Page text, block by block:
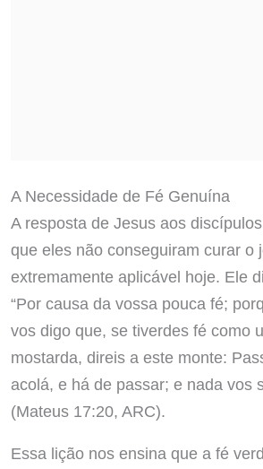
A Necessidade de Fé Genuína
A resposta de Jesus aos
que eles não conseguiram curar o
extremamente aplicável hoje. Ele
“Por causa da vossa pouca fé;
vos digo que, se tiverdes fé como
mostarda, direis a este monte:
acolá, e há de passar; e nada vos
(Mateus 17:20, ARC).
Essa lição nos ensina que a fé